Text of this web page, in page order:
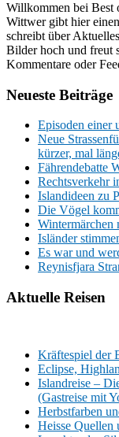
Willkommen bei Best
Wittwer gibt hier
schreibt über
Bilder hoch und freut
Kommentare oder
Neueste Beiträge
Episoden einer
Neue
kürzer, mal
Fährendebatte
Rechtsverkehr
Islandideen zu
Die Vögel
Wintermärchen
Isländer
Es war und
Reynisfjara
Aktuelle Reisen
Kräftespiel der
Eclipse,
Islandreise –
(Gastreise mit
Herbstfarben
Heisse Quellen